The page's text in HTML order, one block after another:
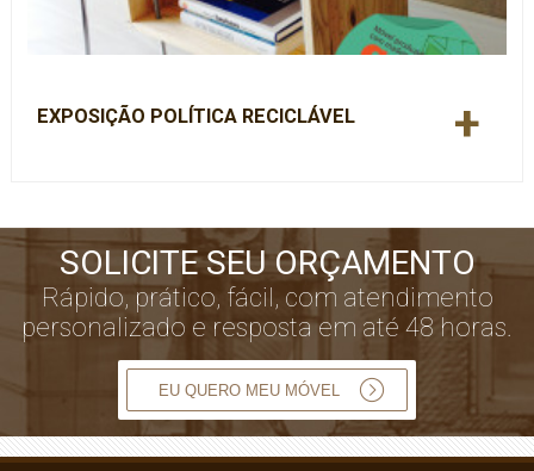
EXPOSIÇÃO POLÍTICA RECICLÁVEL +
SOLICITE SEU ORÇAMENTO
Rápido, prático, fácil, com atendimento
personalizado e resposta em até 48 horas.
EU QUERO MEU MÓVEL